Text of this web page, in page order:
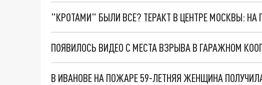
"КРОТАМИ" БЫЛИ ВСЕ? ТЕРАКТ В ЦЕНТРЕ МОСКВЫ:
ПОЯВИЛОСЬ ВИДЕО С МЕСТА ВЗРЫВА В ГАРАЖНОМ
В ИВАНОВЕ НА ПОЖАРЕ 59-ЛЕТНЯЯ ЖЕНЩИНА